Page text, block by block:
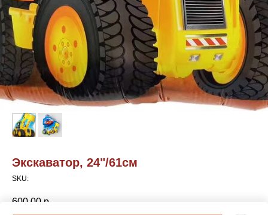
Экскаватор, 24"/61см
SKU:
600,00 р.